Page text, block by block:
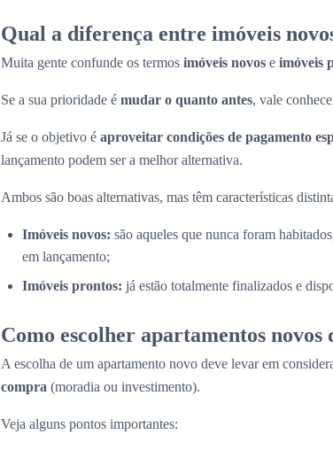
Qual a diferença entre imóveis
Muita gente confunde os termos imóveis novos e imóveis
Se a sua prioridade é mudar o quanto antes, vale
Já se o objetivo é aproveitar condições de pagamento
lançamento podem ser a melhor alternativa.
Ambos são boas alternativas, mas têm características
Imóveis novos: são aqueles que nunca foram
em lançamento;
Imóveis prontos: já estão totalmente finalizados e
Como escolher apartamentos
A escolha de um apartamento novo deve levar em
compra (moradia ou investimento).
Veja alguns pontos importantes: